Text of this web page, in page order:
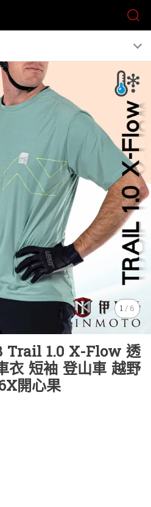
1/6
Trail 1.0 X-Flow 透
衣 短袖 登山車 越野
開心果